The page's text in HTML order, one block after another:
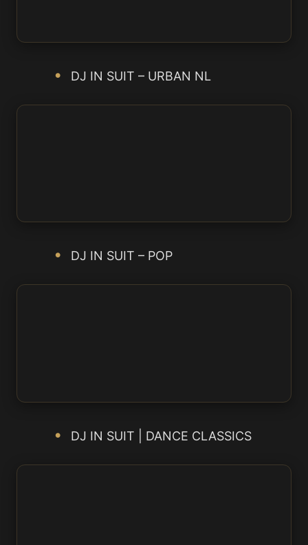
DJ IN SUIT – URBAN NL
DJ IN SUIT – POP
DJ IN SUIT | DANCE CLASSICS